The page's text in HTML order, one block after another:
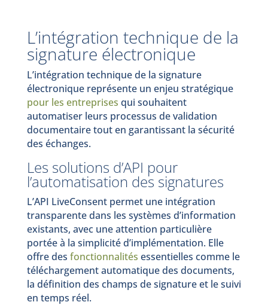
L’intégration technique de la
signature électronique
L’intégration technique de la signature
électronique représente un enjeu stratégique
pour les entreprises qui souhaitent
automatiser leurs processus de validation
documentaire tout en garantissant la sécurité
des échanges.
Les solutions d’API pour
l’automatisation des signatures
L’API LiveConsent permet une intégration
transparente dans les systèmes d’information
existants, avec une attention particulière
portée à la simplicité d’implémentation. Elle
offre des fonctionnalités essentielles comme le
téléchargement automatique des documents,
la définition des champs de signature et le suivi
en temps réel.